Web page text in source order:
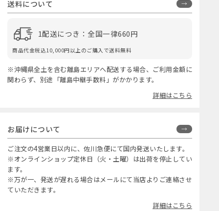
送料について
1配送につき：全国一律660円
商品代金税込10,000円以上のご購入で送料無料
※沖縄県全土を含む離島エリアへ配送する場合、ご利用金額に
関わらず、別途「離島中継手数料」がかかります。
詳細はこちら
お届けについて
ご注文の4営業日以内に、佐川急便にて国内発送いたします。
※オンラインショップ定休日（火・土曜）は出荷を停止してい
ます。
※万が一、発送が遅れる場合はメールにて当店よりご連絡させ
ていただきます。
詳細はこちら